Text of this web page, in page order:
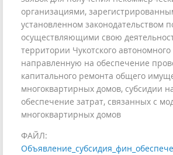
организациями,
установленном законодательством
осуществляющими свою
территории Чукотского автономного
направленную на обеспечение
капитального ремонта общего
многоквартирных домов, субсидии
обеспечение затрат, связанных с
многоквартирных домов
ФАЙЛ: